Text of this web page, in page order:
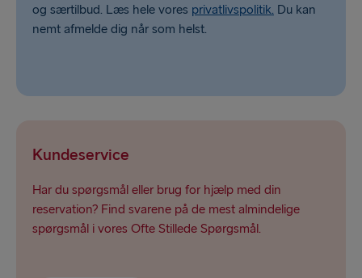
og særtilbud. Læs hele vores privatlivspolitik. Du kan
nemt afmelde dig når som helst.
Kundeservice
Har du spørgsmål eller brug for hjælp med din
reservation? Find svarene på de mest almindelige
spørgsmål i vores Ofte Stillede Spørgsmål.